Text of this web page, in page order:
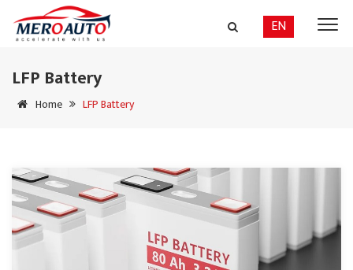
EN
LFP Battery
Home LFP Battery